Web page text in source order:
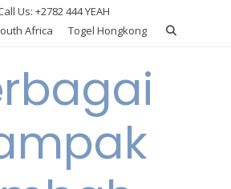
Us: +2782 444 YEAH
Africa
Togel Hongkong